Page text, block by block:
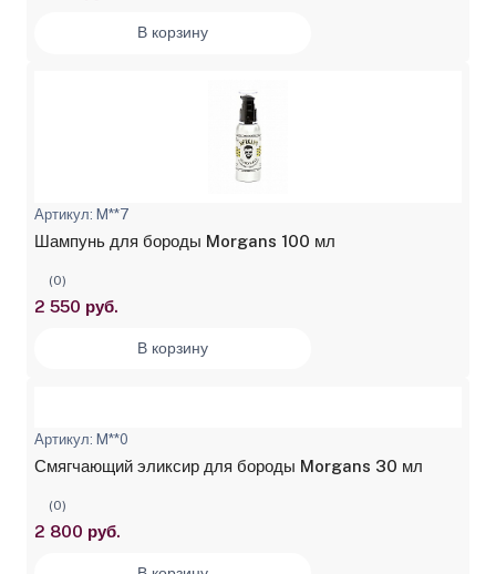
В корзину
Артикул: M**7
Шампунь для бороды Morgans 100 мл
(0)
2 550 руб.
В корзину
Артикул: M**0
Смягчающий эликсир для бороды Morgans 30 мл
(0)
2 800 руб.